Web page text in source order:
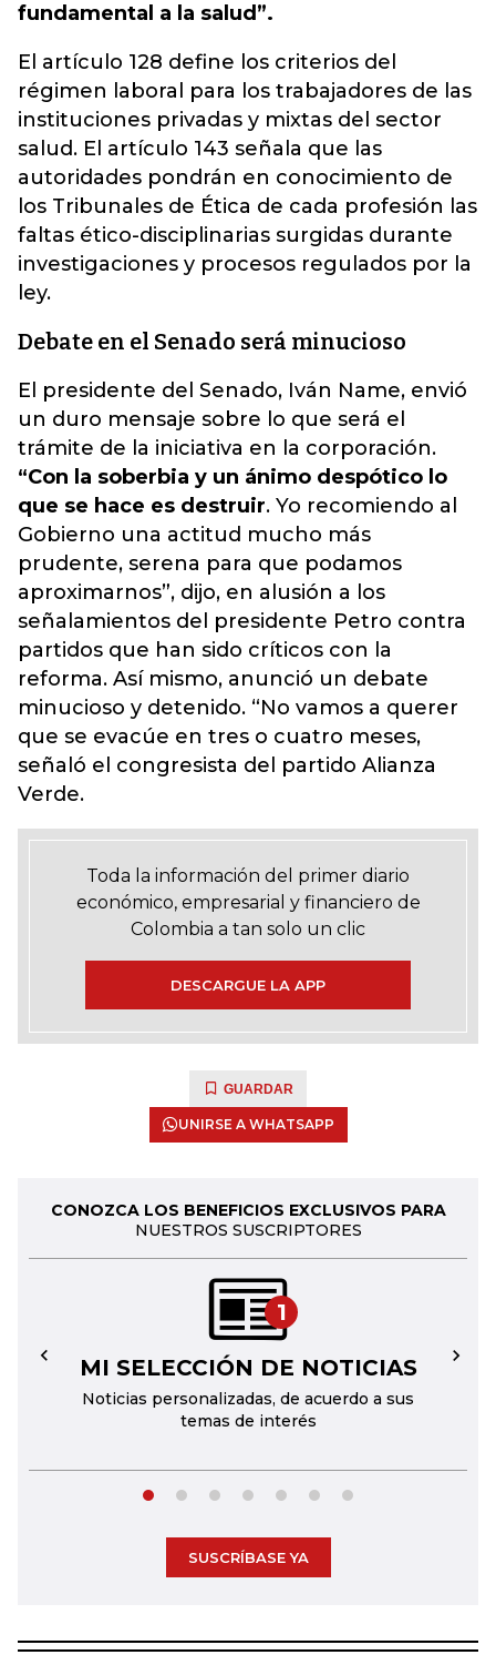
fundamental a la salud”.
El artículo 128 define los criterios del
régimen laboral para los trabajadores de las
instituciones privadas y mixtas del sector
salud. El artículo 143 señala que las
autoridades pondrán en conocimiento de
los Tribunales de Ética de cada profesión las
faltas ético-disciplinarias surgidas durante
investigaciones y procesos regulados por la
ley.
Debate en el Senado será minucioso
El presidente del Senado, Iván Name, envió
un duro mensaje sobre lo que será el
trámite de la iniciativa en la corporación.
“Con la soberbia y un ánimo despótico lo
que se hace es destruir. Yo recomiendo al
Gobierno una actitud mucho más
prudente, serena para que podamos
aproximarnos”, dijo, en alusión a los
señalamientos del presidente Petro contra
partidos que han sido críticos con la
reforma. Así mismo, anunció un debate
minucioso y detenido. “No vamos a querer
que se evacúe en tres o cuatro meses,
señaló el congresista del partido Alianza
Verde.
Toda la información del primer diario
económico, empresarial y financiero de
Colombia a tan solo un clic
DESCARGUE LA APP
GUARDAR
UNIRSE A WHATSAPP
CONOZCA LOS BENEFICIOS EXCLUSIVOS PARA
NUESTROS SUSCRIPTORES
1
MI SELECCIÓN DE NOTICIAS
Noticias personalizadas, de acuerdo a sus
temas de interés
← →
SUSCRÍBASE YA